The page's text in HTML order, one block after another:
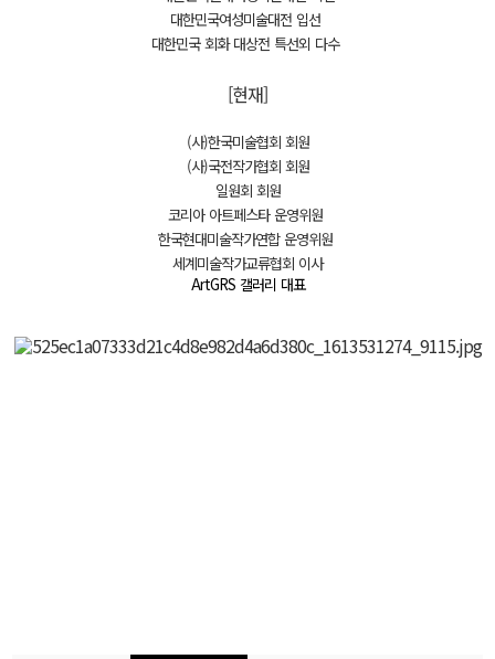
대한민국여성미술대전 입선
대한민국 회화 대상전 특선외 다수
[현재]
(사)한국미술협회 회원
(사)국전작가협회 회원
일원회 회원
코리아 아트페스타 운영위원
한국현대미술작가연합 운영위원
세계미술작가교류협회 이사
ArtGRS 갤러리 대표